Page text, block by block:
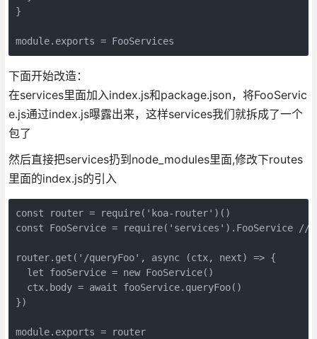
}
下面开始改造：
在services里面加入index.js和package.json，将FooServic
e.js通过index.js曝露出来，这样services我们就拆成了一个
包了
然后直接把services扔到node_modules里面,修改下routes
里面的index.js的引入
const router = require('koa-router')()
const FooService = require('services').FooService //
router.get('/queryFoo', async (ctx, next) => {
  let fooService = new FooService()
  ctx.body = await fooService.queryFoo()
})
module.exports = router